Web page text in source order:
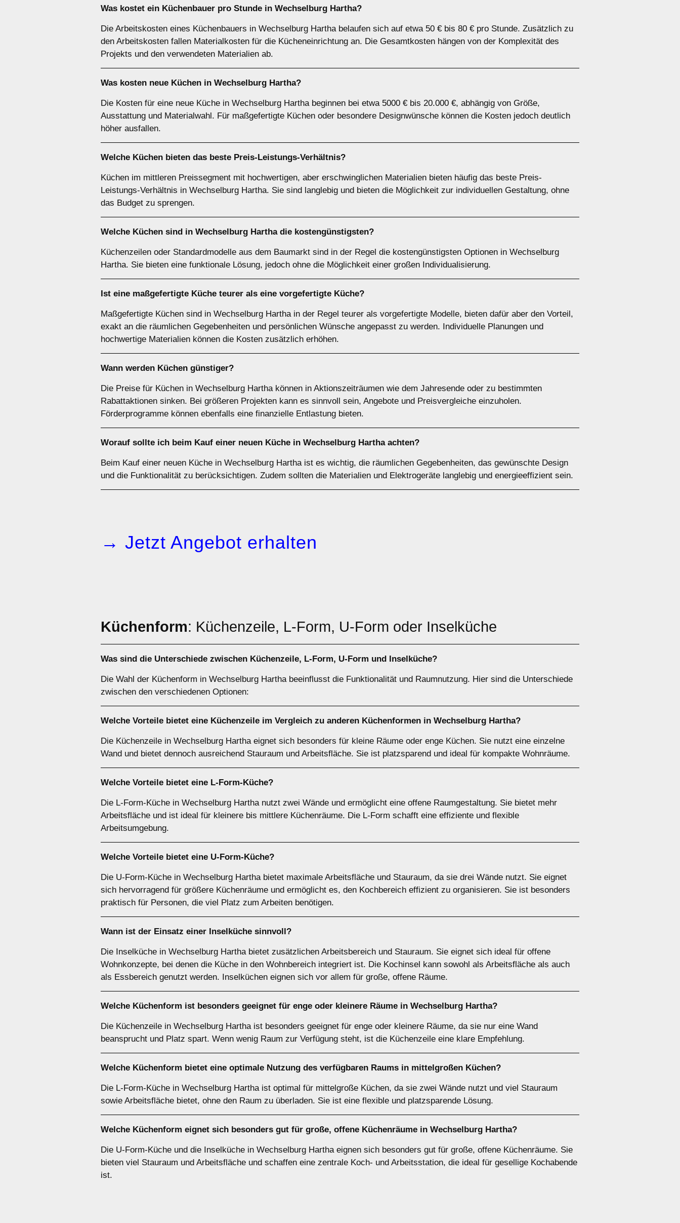
Was kostet ein Küchenbauer pro Stunde in Wechselburg Hartha?
Die Arbeitskosten eines Küchenbauers in Wechselburg Hartha belaufen sich auf etwa 50 € bis 80 € pro Stunde. Zusätzlich zu
den Arbeitskosten fallen Materialkosten für die Kücheneinrichtung an. Die Gesamtkosten hängen von der Komplexität des
Projekts und den verwendeten Materialien ab.
Was kosten neue Küchen in Wechselburg Hartha?
Die Kosten für eine neue Küche in Wechselburg Hartha beginnen bei etwa 5000 € bis 20.000 €, abhängig von Größe,
Ausstattung und Materialwahl. Für maßgefertigte Küchen oder besondere Designwünsche können die Kosten jedoch deutlich
höher ausfallen.
Welche Küchen bieten das beste Preis-Leistungs-Verhältnis?
Küchen im mittleren Preissegment mit hochwertigen, aber erschwinglichen Materialien bieten häufig das beste Preis-
Leistungs-Verhältnis in Wechselburg Hartha. Sie sind langlebig und bieten die Möglichkeit zur individuellen Gestaltung, ohne
das Budget zu sprengen.
Welche Küchen sind in Wechselburg Hartha die kostengünstigsten?
Küchenzeilen oder Standardmodelle aus dem Baumarkt sind in der Regel die kostengünstigsten Optionen in Wechselburg
Hartha. Sie bieten eine funktionale Lösung, jedoch ohne die Möglichkeit einer großen Individualisierung.
Ist eine maßgefertigte Küche teurer als eine vorgefertigte Küche?
Maßgefertigte Küchen sind in Wechselburg Hartha in der Regel teurer als vorgefertigte Modelle, bieten dafür aber den Vorteil,
exakt an die räumlichen Gegebenheiten und persönlichen Wünsche angepasst zu werden. Individuelle Planungen und
hochwertige Materialien können die Kosten zusätzlich erhöhen.
Wann werden Küchen günstiger?
Die Preise für Küchen in Wechselburg Hartha können in Aktionszeiträumen wie dem Jahresende oder zu bestimmten
Rabattaktionen sinken. Bei größeren Projekten kann es sinnvoll sein, Angebote und Preisvergleiche einzuholen.
Förderprogramme können ebenfalls eine finanzielle Entlastung bieten.
Worauf sollte ich beim Kauf einer neuen Küche in Wechselburg Hartha achten?
Beim Kauf einer neuen Küche in Wechselburg Hartha ist es wichtig, die räumlichen Gegebenheiten, das gewünschte Design
und die Funktionalität zu berücksichtigen. Zudem sollten die Materialien und Elektrogeräte langlebig und energieeffizient sein.
→ Jetzt Angebot erhalten
Küchenform: Küchenzeile, L-Form, U-Form oder Inselküche
Was sind die Unterschiede zwischen Küchenzeile, L-Form, U-Form und Inselküche?
Die Wahl der Küchenform in Wechselburg Hartha beeinflusst die Funktionalität und Raumnutzung. Hier sind die Unterschiede
zwischen den verschiedenen Optionen:
Welche Vorteile bietet eine Küchenzeile im Vergleich zu anderen Küchenformen in Wechselburg Hartha?
Die Küchenzeile in Wechselburg Hartha eignet sich besonders für kleine Räume oder enge Küchen. Sie nutzt eine einzelne
Wand und bietet dennoch ausreichend Stauraum und Arbeitsfläche. Sie ist platzsparend und ideal für kompakte Wohnräume.
Welche Vorteile bietet eine L-Form-Küche?
Die L-Form-Küche in Wechselburg Hartha nutzt zwei Wände und ermöglicht eine offene Raumgestaltung. Sie bietet mehr
Arbeitsfläche und ist ideal für kleinere bis mittlere Küchenräume. Die L-Form schafft eine effiziente und flexible
Arbeitsumgebung.
Welche Vorteile bietet eine U-Form-Küche?
Die U-Form-Küche in Wechselburg Hartha bietet maximale Arbeitsfläche und Stauraum, da sie drei Wände nutzt. Sie eignet
sich hervorragend für größere Küchenräume und ermöglicht es, den Kochbereich effizient zu organisieren. Sie ist besonders
praktisch für Personen, die viel Platz zum Arbeiten benötigen.
Wann ist der Einsatz einer Inselküche sinnvoll?
Die Inselküche in Wechselburg Hartha bietet zusätzlichen Arbeitsbereich und Stauraum. Sie eignet sich ideal für offene
Wohnkonzepte, bei denen die Küche in den Wohnbereich integriert ist. Die Kochinsel kann sowohl als Arbeitsfläche als auch
als Essbereich genutzt werden. Inselküchen eignen sich vor allem für große, offene Räume.
Welche Küchenform ist besonders geeignet für enge oder kleinere Räume in Wechselburg Hartha?
Die Küchenzeile in Wechselburg Hartha ist besonders geeignet für enge oder kleinere Räume, da sie nur eine Wand
beansprucht und Platz spart. Wenn wenig Raum zur Verfügung steht, ist die Küchenzeile eine klare Empfehlung.
Welche Küchenform bietet eine optimale Nutzung des verfügbaren Raums in mittelgroßen Küchen?
Die L-Form-Küche in Wechselburg Hartha ist optimal für mittelgroße Küchen, da sie zwei Wände nutzt und viel Stauraum
sowie Arbeitsfläche bietet, ohne den Raum zu überladen. Sie ist eine flexible und platzsparende Lösung.
Welche Küchenform eignet sich besonders gut für große, offene Küchenräume in Wechselburg Hartha?
Die U-Form-Küche und die Inselküche in Wechselburg Hartha eignen sich besonders gut für große, offene Küchenräume. Sie
bieten viel Stauraum und Arbeitsfläche und schaffen eine zentrale Koch- und Arbeitsstation, die ideal für gesellige Kochabende
ist.